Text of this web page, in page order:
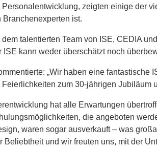
zeigten einige der
ist.
talentierten Team von ISE, CEDIA
kann weder überschätzt noch
„Wir haben eine fantastische
zum 30-jährigen Jubiläum
hat alle Erwartungen
die angeboten
waren sogar ausverkauft – was
und wir freuten uns, mit der